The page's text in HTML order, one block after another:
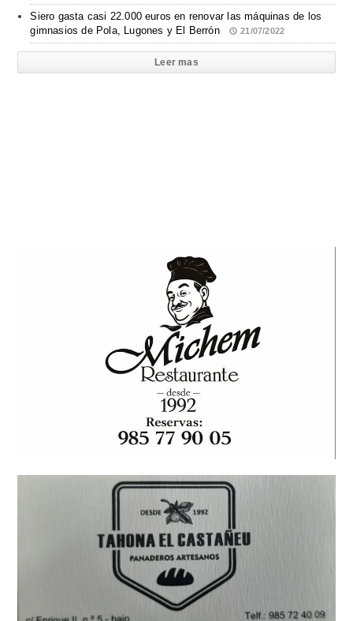
Siero gasta casi 22.000 euros en renovar las máquinas de los
gimnasios de Pola, Lugones y El Berrón
21/07/2022
Leer mas